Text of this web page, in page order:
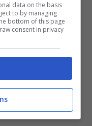
41%degli
dubbi sul
davvero
estate
data on the basis
to by managing
bottom of this page
consent in privacy